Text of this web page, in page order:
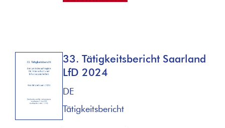
33. Tätigkeitsbericht Saarland
LfD 2024
DE
Tätigkeitsbericht